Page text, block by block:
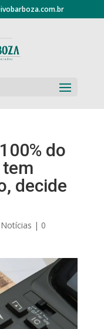
do
decide
Notícias | 0